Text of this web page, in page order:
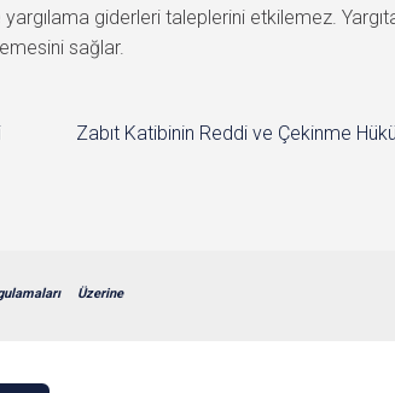
yargılama giderleri taleplerini etkilemez.
sağlar.
Zabıt Katibinin Reddi ve Çekinme
Üzerine